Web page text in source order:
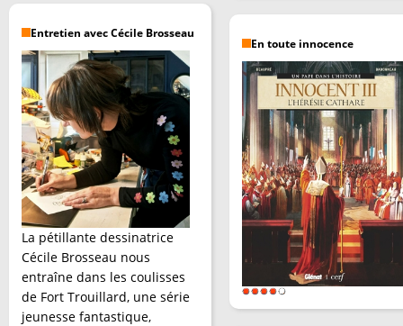
Entretien avec Cécile Brosseau
La pétillante dessinatrice
Cécile Brosseau nous
entraîne dans les coulisses
de Fort Trouillard, une série
jeunesse fantastique,
En toute innocence